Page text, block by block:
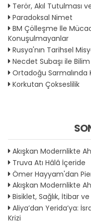
Terör, Akıl Tutulması
Paradoksal Nimet
BM Çölleşme İle
Konuşulmayanlar
Rusya'nın Tarihsel
Necdet Subaşı ile
Ortadoğu Sarmalında
Korkutan Çokseslilik
Akışkan Modernlikte
Truva Atı Hâlâ İçeride
Ömer Hayyam'dan
Akışkan Modernlikte
Bisiklet, Sağlık, İtibar ve
Aliya’dan Yerida’ya:
Krizi